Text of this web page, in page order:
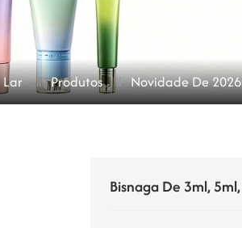
Lar Produtos Novidade De 2026
Bisnaga De 3ml,